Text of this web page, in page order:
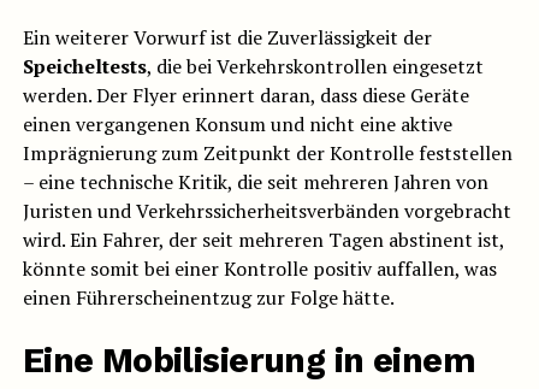
Ein weiterer Vorwurf ist die Zuverlässigkeit der
Speicheltests, die bei Verkehrskontrollen eingesetzt
werden. Der Flyer erinnert daran, dass diese Geräte
einen vergangenen Konsum und nicht eine aktive
Imprägnierung zum Zeitpunkt der Kontrolle feststellen
– eine technische Kritik, die seit mehreren Jahren von
Juristen und Verkehrssicherheitsverbänden vorgebracht
wird. Ein Fahrer, der seit mehreren Tagen abstinent ist,
könnte somit bei einer Kontrolle positiv auffallen, was
einen Führerscheinentzug zur Folge hätte.
Eine Mobilisierung in einem